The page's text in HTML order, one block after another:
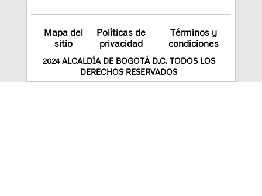
Mapa del
sitio
Políticas de
privacidad
Términos y
condiciones
2024 ALCALDÍA DE BOGOTÁ D.C. TODOS LOS
DERECHOS RESERVADOS